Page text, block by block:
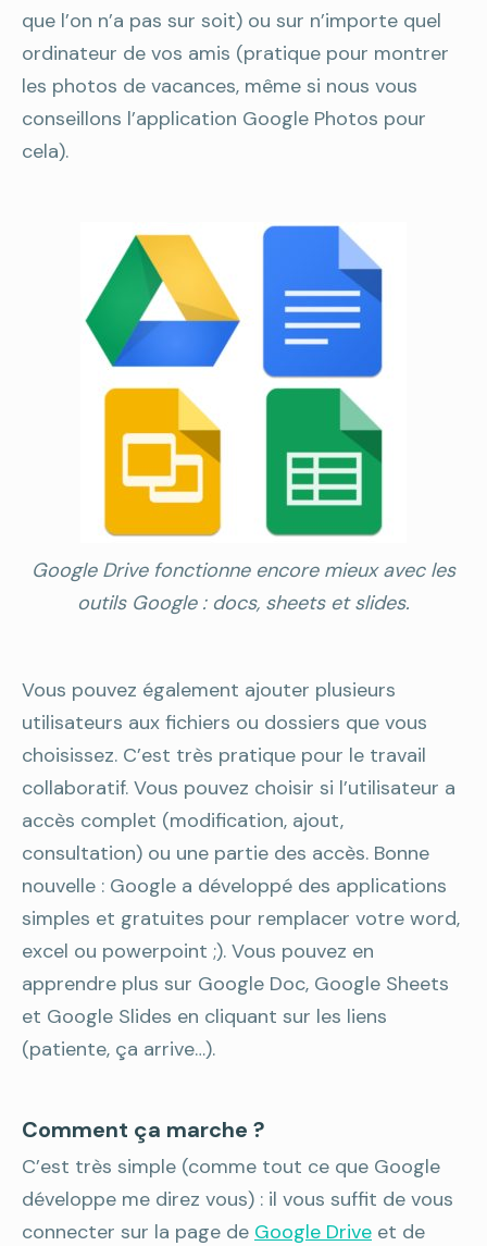
que l’on n’a pas sur soit) ou sur n’importe quel
ordinateur de vos amis (pratique pour montrer
les photos de vacances, même si nous vous
conseillons l’application Google Photos pour
cela).
Google Drive fonctionne encore mieux avec les
outils Google : docs, sheets et slides.
Vous pouvez également ajouter plusieurs
utilisateurs aux fichiers ou dossiers que vous
choisissez. C’est très pratique pour le travail
collaboratif. Vous pouvez choisir si l’utilisateur a
accès complet (modification, ajout,
consultation) ou une partie des accès. Bonne
nouvelle : Google a développé des applications
simples et gratuites pour remplacer votre word,
excel ou powerpoint ;). Vous pouvez en
apprendre plus sur Google Doc, Google Sheets
et Google Slides en cliquant sur les liens
(patiente, ça arrive…).
Comment ça marche ?
C’est très simple (comme tout ce que Google
développe me direz vous) : il vous suffit de vous
connecter sur la page de Google Drive et de